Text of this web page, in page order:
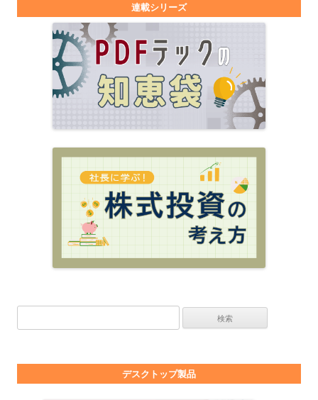
連載シリーズ
デスクトップ製品